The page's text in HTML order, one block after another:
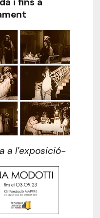
a l’exposició-